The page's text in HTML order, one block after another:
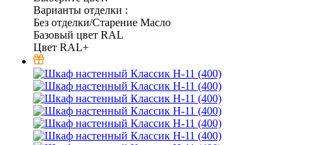
Варианты отделки :
Без отделки/Старение Масло
Базовый цвет RAL
Цвет RAL+